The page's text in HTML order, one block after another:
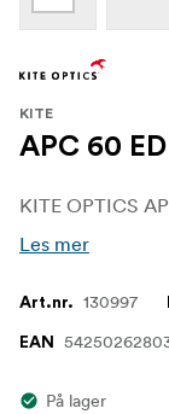
KITE
APC 60
Les mer
Art.nr. 130997
EAN
På lager